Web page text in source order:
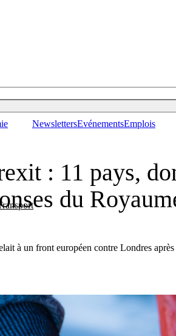
NewslettersEvénementsEmplois
: 11 pays,
du
à un front européen contre Londres